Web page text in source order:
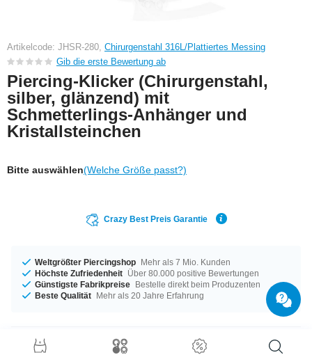
Artikelcode: JHSR-280, Chirurgenstahl 316L/Plattiertes Messing
Gib die erste Bewertung ab
Piercing-Klicker (Chirurgenstahl,
silber, glänzend) mit
Schmetterlings-Anhänger und
Kristallsteinchen
Bitte auswählen(Welche Größe passt?)
Crazy Best Preis Garantie
Weltgrößter Piercingshop Mehr als 7 Mio. Kunden
Höchste Zufriedenheit Über 80.000 positive Bewertungen
Günstigste Fabrikpreise Bestelle direkt beim Produzenten
Beste Qualität Mehr als 20 Jahre Erfahrung